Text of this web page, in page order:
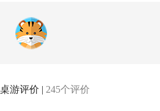
桌游评价 | 245个评价